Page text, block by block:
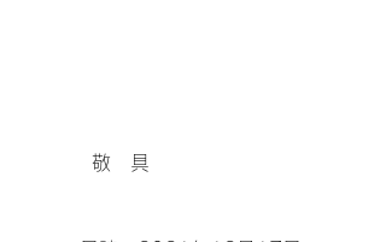
敬　具